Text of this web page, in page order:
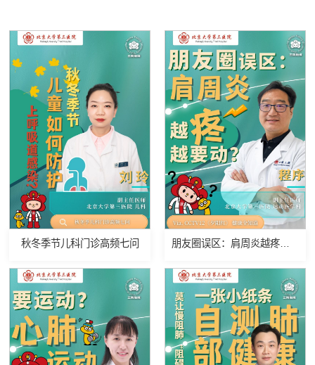
秋冬季节儿科门诊高频七问 朋友圈误区：肩周炎越疼越要动？！